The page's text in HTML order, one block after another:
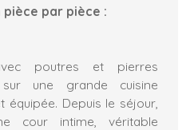
pièce par pièce :
poutres et pierres
une grande cuisine
équipée. Depuis le séjour,
cour intime, véritable